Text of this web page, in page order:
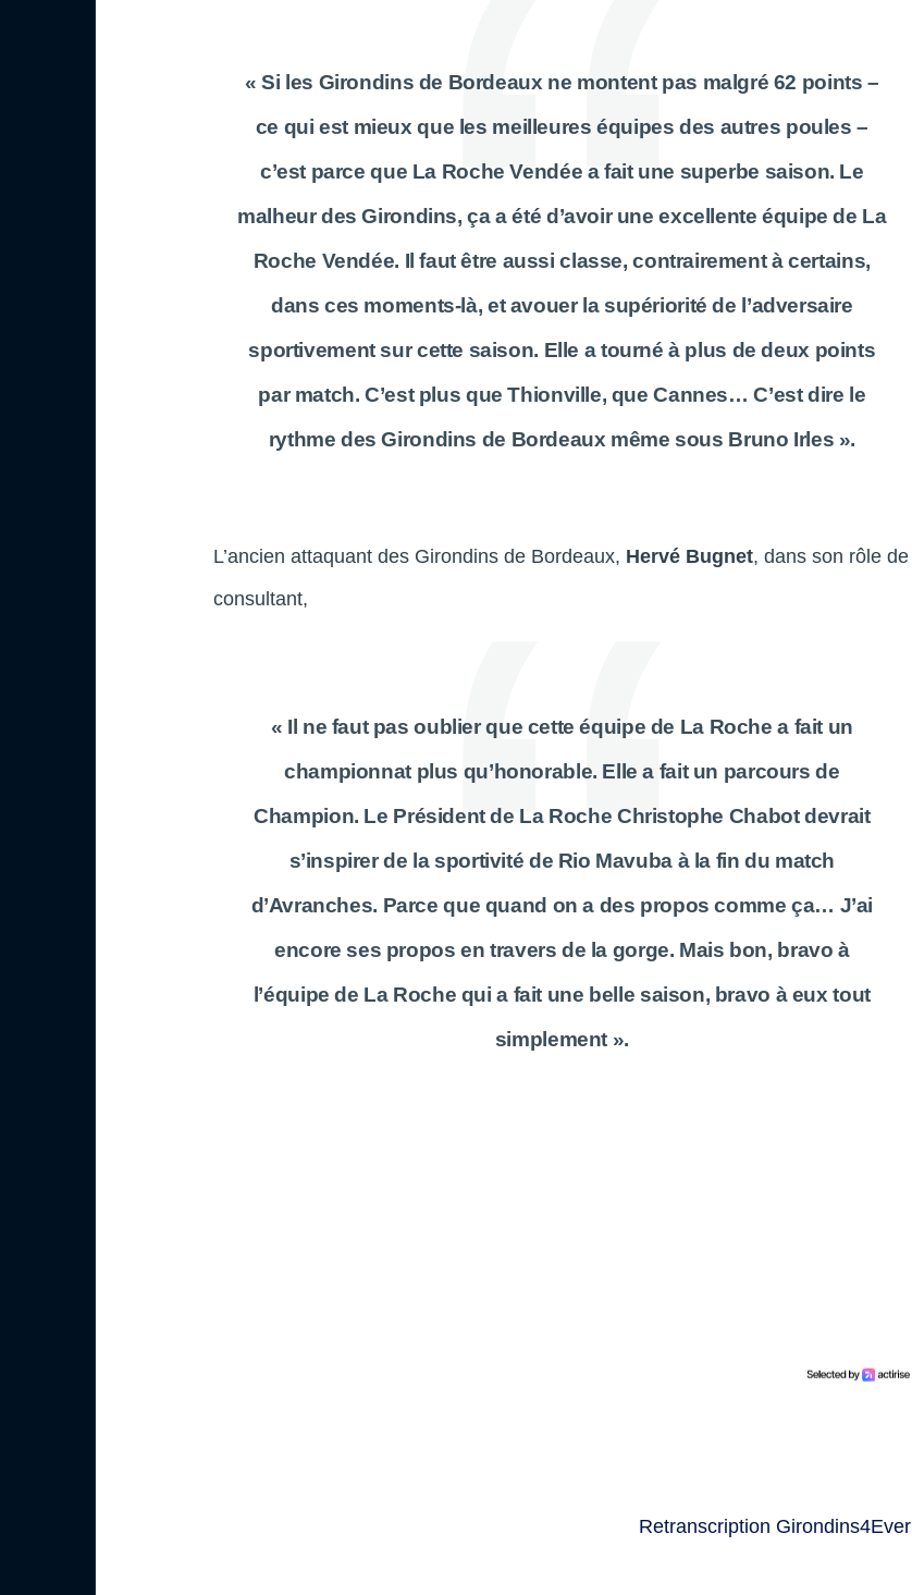
« Si les Girondins de Bordeaux ne montent pas malgré 62 points –
ce qui est mieux que les meilleures équipes des autres poules –
c’est parce que La Roche Vendée a fait une superbe saison. Le
malheur des Girondins, ça a été d’avoir une excellente équipe de La
Roche Vendée. Il faut être aussi classe, contrairement à certains,
dans ces moments-là, et avouer la supériorité de l’adversaire
sportivement sur cette saison. Elle a tourné à plus de deux points
par match. C’est plus que Thionville, que Cannes… C’est dire le
rythme des Girondins de Bordeaux même sous Bruno Irles ».
L’ancien attaquant des Girondins de Bordeaux, Hervé Bugnet, dans son rôle de
consultant,
« Il ne faut pas oublier que cette équipe de La Roche a fait un
championnat plus qu’honorable. Elle a fait un parcours de
Champion. Le Président de La Roche Christophe Chabot devrait
s’inspirer de la sportivité de Rio Mavuba à la fin du match
d’Avranches. Parce que quand on a des propos comme ça… J’ai
encore ses propos en travers de la gorge. Mais bon, bravo à
l’équipe de La Roche qui a fait une belle saison, bravo à eux tout
simplement ».
Retranscription Girondins4Ever